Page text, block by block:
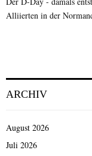
Alliierten in der
ARCHIV
August 2026
Juli 2026